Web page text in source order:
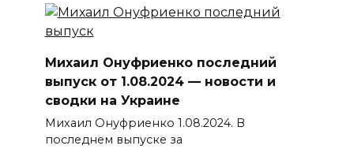
Михаил Онуфриенко последний
выпуск от 1.08.2024 — новости и
сводки на Украине
Михаил Онуфриенко 1.08.2024. В
последнем выпуске за